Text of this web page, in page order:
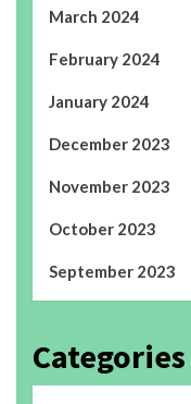
March 2024
February 2024
January 2024
December 2023
November 2023
October 2023
September 2023
Categories